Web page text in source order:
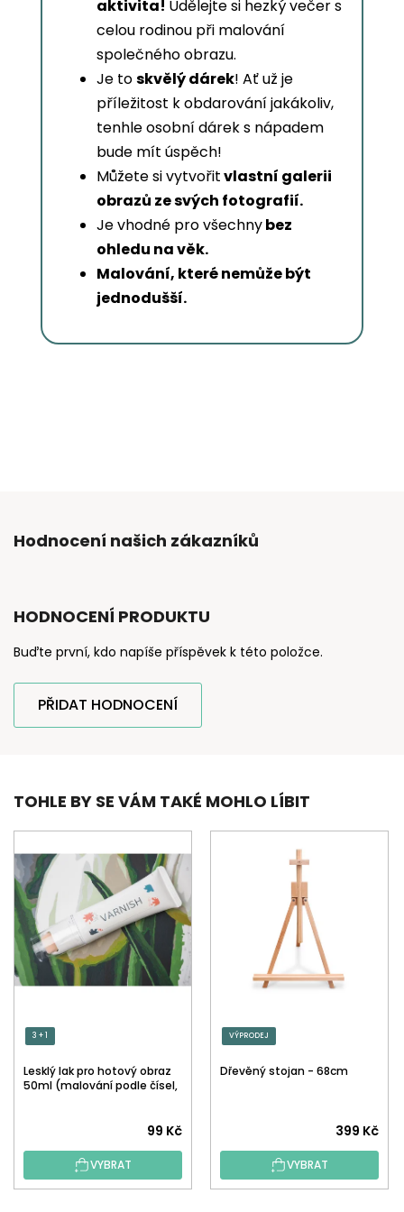
aktivita! Udělejte si hezký večer s
celou rodinou při malování
společného obrazu.
Je toskvělý dárek! Ať už je
příležitost k obdarování jakákoliv,
tenhle osobní dárek s nápadem
bude mít úspěch!
Můžete si vytvořitvlastní galerii
obrazů ze svých fotografií.
Je vhodné pro všechnybez
ohledu na věk.
Malování, které nemůže být
jednodušší.
Hodnocení našich zákazníků
HODNOCENÍ PRODUKTU
Buďte první, kdo napíše příspěvek k této položce.
PŘIDAT HODNOCENÍ
TOHLE BY SE VÁM TAKÉ MOHLO LÍBIT
3 + 1
Lesklý lak pro hotový obraz
50ml (malování podle čísel,
hodnocení
produktu
je
99 Kč
VYBRAT
VÝPRODEJ
Dřevěný stojan - 68cm
399 Kč
VYBRAT